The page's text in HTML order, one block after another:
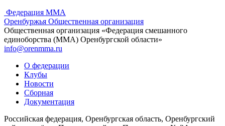
Федерация ММА
Оренбуржья Общественная организация
Общественная организация «Федерация смешанного
единоборства (ММА) Оренбургской области»
info@orenmma.ru
О федерации
Клубы
Новости
Сборная
Документация
Российская федерация, Оренбургская область, Оренбургский